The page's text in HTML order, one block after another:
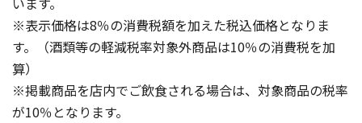
※表示価格は8％の消費税額を加えた税込価格となりま
す。（酒類等の軽減税率対象外商品は10％の消費税を加
算）
※掲載商品を店内でご飲食される場合は、対象商品の税率
が10％となります。